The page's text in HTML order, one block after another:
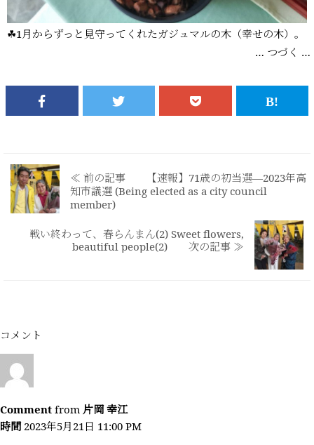
☘1月からずっと見守ってくれたガジュマルの木（幸せの木）。
… つづく …
≪ 前の記事 【速報】71歳の初当選―2023年高
知市議選 (Being elected as a city council
member)
戦い終わって、春らんまん(2) Sweet flowers,
beautiful people(2) 次の記事 ≫
コメント
Comment from 片岡 幸江
時間2023年5月21日 11:00 PM